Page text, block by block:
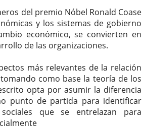
del premio Nóbel Ronald Coase
y los sistemas de gobierno
económico, se convierten en
de las organizaciones.
más relevantes de la relación
como base la teoría de los
opta por asumir la diferencia
punto de partida para identificar
que se entrelazan para